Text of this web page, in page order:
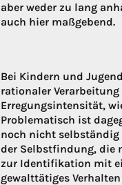
aber weder zu lang
auch hier maßgebend.
Bei Kindern und
rationaler
Erregungsintensität,
Problematisch ist
noch nicht selbständig
der Selbstfindung, die
zur Identifikation mit
gewalttätiges